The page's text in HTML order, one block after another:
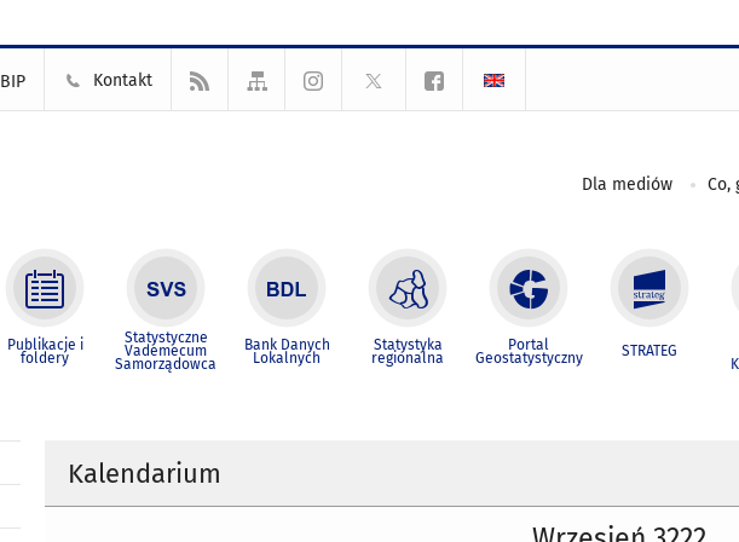
BIP Kontakt
Dla mediów Co,
Publikacje i
foldery
Statystyczne
Vademecum
Samorządowca
Bank Danych
Lokalnych
Statystyka
regionalna
Portal
Geostatystyczny STRATEG
Kalendarium